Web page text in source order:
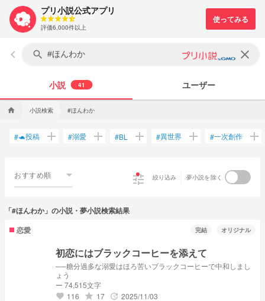
プリ小説公式アプリ
評価6,000件以上
keyboard_arrow_left search clear
小説 41 ユーザー
home 小説検索 #ほんわか
#🐢投稿 add #溺愛 add #BL add #異世界 add #一次創作 add
おすすめ順 tune 絞り込み 夢小説を除く
「#ほんわか」の小説・夢小説検索結果
恋愛
完結 オリジナル
初恋にはブラックコーヒーを添えて
──糖分過多な溺愛はほろ苦いブラックコーヒーで中和しまし
ょう
ー 74,515文字
favorite 116 grade 17 update 2025/11/03